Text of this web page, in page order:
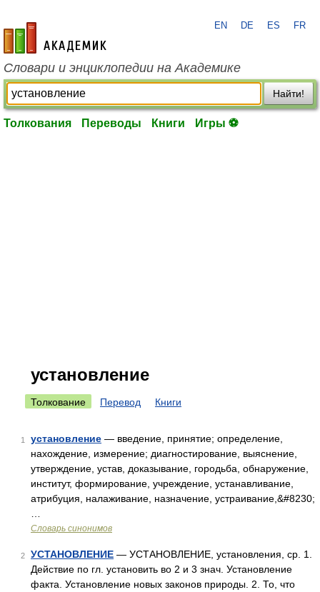
academic.ru
EN DE ES FR
Словари и энциклопедии на Академике
Найти!
Толкования Переводы Книги Игры ⚽
установление
Толкование Перевод Книги
1 установление — введение, принятие; определение,
нахождение, измерение; диагностирование, выяснение,
утверждение, устав, доказывание, городьба, обнаружение,
институт, формирование, учреждение, устанавливание,
атрибуция, налаживание, назначение, устраивание,&#8230;
Словарь синонимов
2 УСТАНОВЛЕНИЕ — УСТАНОВЛЕНИЕ, установления, ср. 1.
Действие по гл. установить во 2 и 3 знач. Установление
факта. Установление новых законов природы. 2. То, что